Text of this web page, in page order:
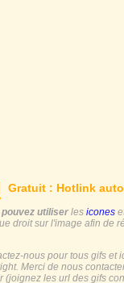
Gratuit : Hotlink
pouvez utiliser les icones
droit sur l'image afin de
nous pour tous gifs et
Merci de nous
(joignez les url des gifs